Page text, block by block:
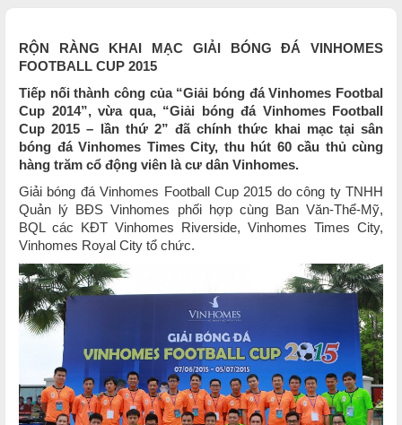
RỘN RÀNG KHAI MẠC GIẢI BÓNG ĐÁ VINHOMES
FOOTBALL CUP 2015
Tiếp nối thành công của “Giải bóng đá Vinhomes Footbal
Cup 2014”, vừa qua, “Giải bóng đá Vinhomes Football
Cup 2015 – lần thứ 2” đã chính thức khai mạc tại sân
bóng đá Vinhomes Times City, thu hút 60 cầu thủ cùng
hàng trăm cổ động viên là cư dân Vinhomes.
Giải bóng đá Vinhomes Football Cup 2015 do công ty TNHH
Quản lý BĐS Vinhomes phối hợp cùng Ban Văn-Thể-Mỹ,
BQL các KĐT Vinhomes Riverside, Vinhomes Times City,
Vinhomes Royal City tổ chức.